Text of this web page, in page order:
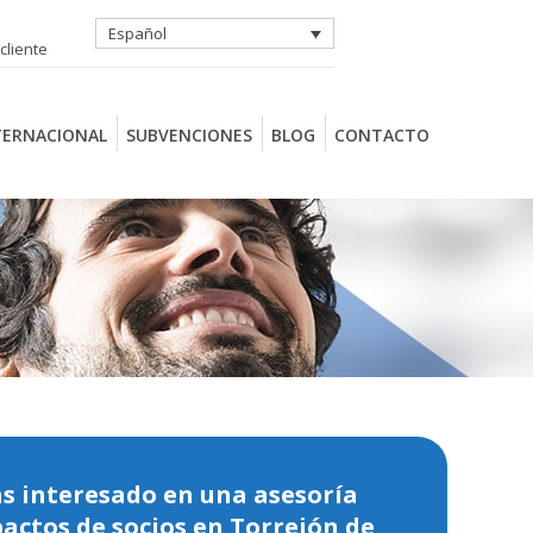
Español
SUBVENCIONES BLOG CONTACTO
interesado en una asesoría